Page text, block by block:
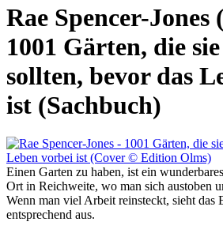
Rae Spencer-Jones
1001 Gärten, die sie
sollten, bevor das
ist (Sachbuch)
Einen Garten zu haben, ist ein
Ort in Reichweite, wo man sich austoben
Wenn man viel Arbeit reinsteckt, sieht das
entsprechend aus.